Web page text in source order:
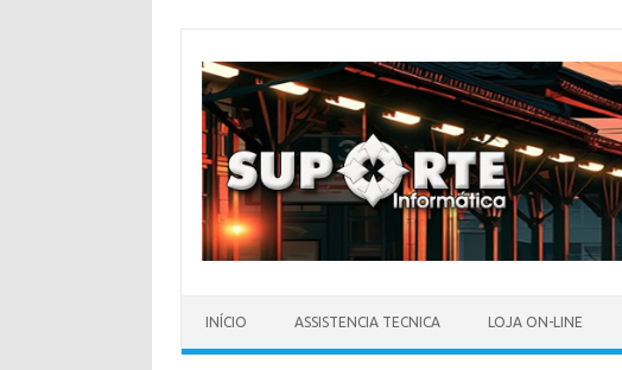
content
INÍCIO ASSISTENCIA TECNICA LOJA ON-LINE